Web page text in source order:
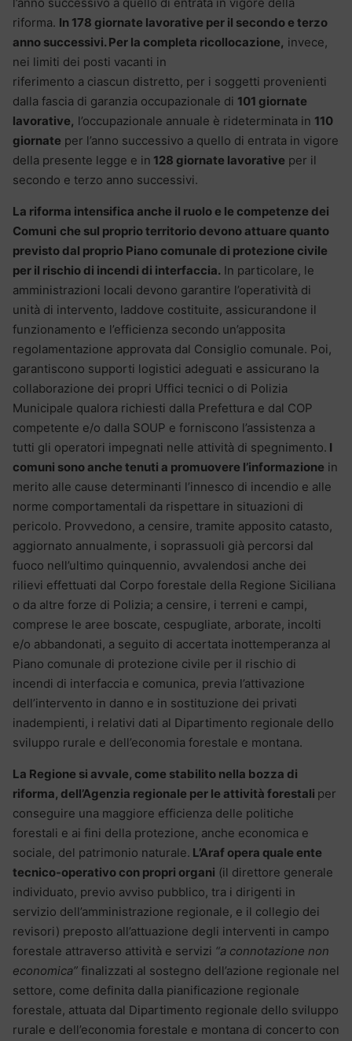
riforma. In 178 giornate lavorative per il secondo e terzo
anno successivi. Per la completa ricollocazione, invece,
nei limiti dei posti vacanti in
riferimento a ciascun distretto, per i soggetti provenienti
dalla fascia di garanzia occupazionale di 101 giornate
lavorative, l’occupazionale annuale è rideterminata in 110
giornate per l’anno successivo a quello di entrata in vigore
della presente legge e in 128 giornate lavorative per il
secondo e terzo anno successivi.
La riforma intensifica anche il ruolo e le competenze dei
Comuni che sul proprio territorio devono attuare quanto
previsto dal proprio Piano comunale di protezione civile
per il rischio di incendi di interfaccia. In particolare, le
amministrazioni locali devono garantire l’operatività di
unità di intervento, laddove costituite, assicurandone il
funzionamento e l’efficienza secondo un’apposita
regolamentazione approvata dal Consiglio comunale. Poi,
garantiscono supporti logistici adeguati e assicurano la
collaborazione dei propri Uffici tecnici o di Polizia
Municipale qualora richiesti dalla Prefettura e dal COP
competente e/o dalla SOUP e forniscono l’assistenza a
tutti gli operatori impegnati nelle attività di spegnimento. I
comuni sono anche tenuti a promuovere l’informazione in
merito alle cause determinanti l’innesco di incendio e alle
norme comportamentali da rispettare in situazioni di
pericolo. Provvedono, a censire, tramite apposito catasto,
aggiornato annualmente, i soprassuoli già percorsi dal
fuoco nell’ultimo quinquennio, avvalendosi anche dei
rilievi effettuati dal Corpo forestale della Regione Siciliana
o da altre forze di Polizia; a censire, i terreni e campi,
comprese le aree boscate, cespugliate, arborate, incolti
e/o abbandonati, a seguito di accertata inottemperanza al
Piano comunale di protezione civile per il rischio di
incendi di interfaccia e comunica, previa l’attivazione
dell’intervento in danno e in sostituzione dei privati
inadempienti, i relativi dati al Dipartimento regionale dello
sviluppo rurale e dell’economia forestale e montana.
La Regione si avvale, come stabilito nella bozza di
riforma, dell’Agenzia regionale per le attività forestali per
conseguire una maggiore efficienza delle politiche
forestali e ai fini della protezione, anche economica e
sociale, del patrimonio naturale. L’Araf opera quale ente
tecnico-operativo con propri organi (il direttore generale
individuato, previo avviso pubblico, tra i dirigenti in
servizio dell’amministrazione regionale, e il collegio dei
revisori) preposto all’attuazione degli interventi in campo
forestale attraverso attività e servizi “a connotazione non
economica” finalizzati al sostegno dell’azione regionale nel
settore, come definita dalla pianificazione regionale
forestale, attuata dal Dipartimento regionale dello sviluppo
rurale e dell’economia forestale e montana di concerto con